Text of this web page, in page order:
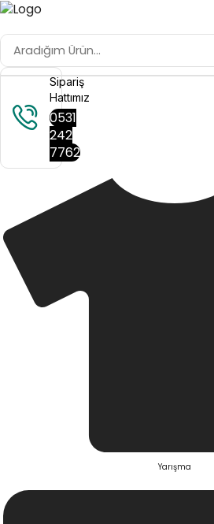
Sipariş
Hattımız
0531
242
7762
Yarışma